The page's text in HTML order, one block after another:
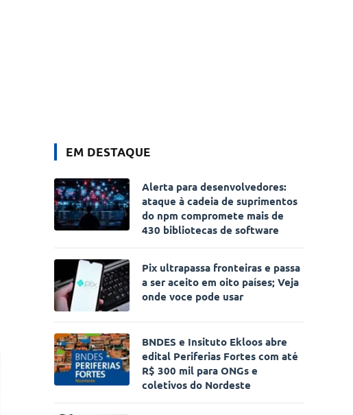
EM DESTAQUE
Alerta para desenvolvedores:
ataque à cadeia de suprimentos
do npm compromete mais de
430 bibliotecas de software
Pix ultrapassa fronteiras e passa
a ser aceito em oito países; Veja
onde voce pode usar
BNDES e Insituto Ekloos abre
edital Periferias Fortes com até
R$ 300 mil para ONGs e
coletivos do Nordeste